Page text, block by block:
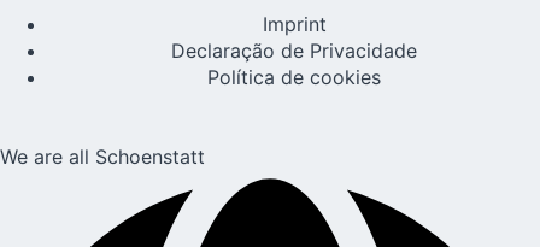
Imprint
Declaração de Privacidade
Política de cookies
We are all Schoenstatt